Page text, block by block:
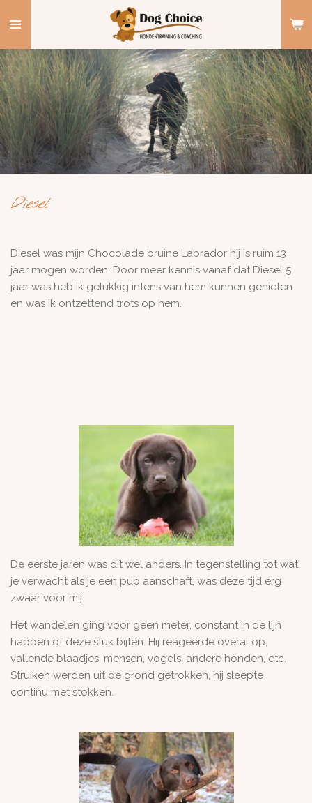
direct
naar
de
hoofdinhoud
Diesel
Diesel was mijn Chocolade bruine Labrador hij is ruim 13
jaar mogen worden. Door meer kennis vanaf dat Diesel 5
jaar was heb ik gelukkig intens van hem kunnen genieten
en was ik ontzettend trots op hem.
De eerste jaren was dit wel anders. In tegenstelling tot wat
je verwacht als je een pup aanschaft, was deze tijd erg
zwaar voor mij.
Het wandelen ging voor geen meter, constant in de lijn
happen of deze stuk bijten. Hij reageerde overal op,
vallende blaadjes, mensen, vogels, andere honden, etc.
Struiken werden uit de grond getrokken, hij sleepte
continu met stokken.